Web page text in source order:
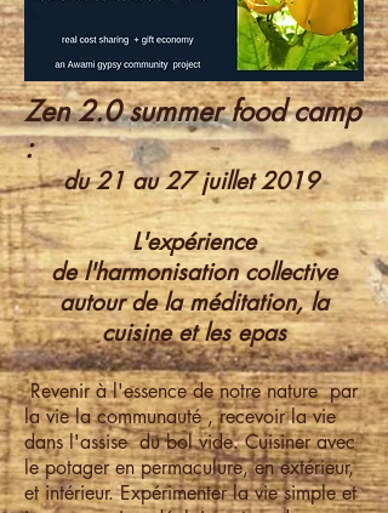
Zen 2.0 summer food camp
:
du 21 au 27 juillet 2019
L'expérience
de l'harmonisation collective
autour de la méditation, la
cuisine et les epas
Revenir à l'essence de notre nature par
la vie la communauté , recevoir la vie
dans l'assise du bol vide. Cuisiner avec
le potager en permaculure, en extérieur,
et intérieur. Expérimenter la vie simple et